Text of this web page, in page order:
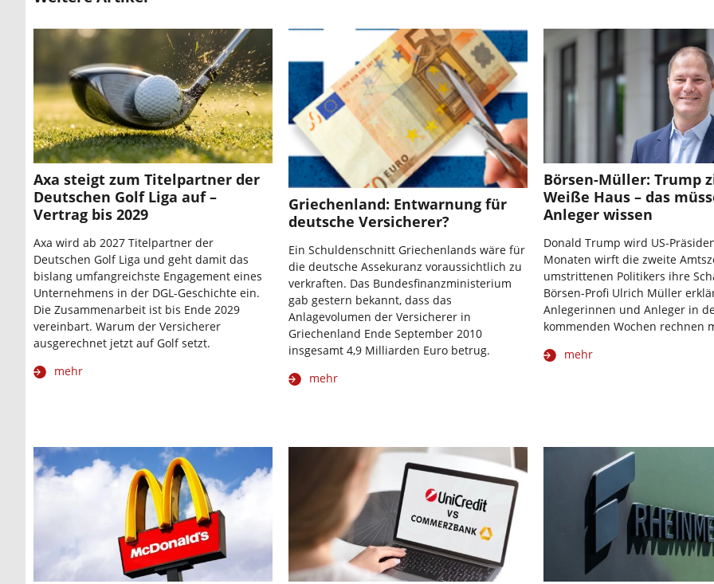
Axa steigt zum Titelpartner der
Deutschen Golf Liga auf –
Vertrag bis 2029
Axa wird ab 2027 Titelpartner der
Deutschen Golf Liga und geht damit das
bislang umfangreichste Engagement eines
Unternehmens in der DGL-Geschichte ein.
Die Zusammenarbeit ist bis Ende 2029
vereinbart. Warum der Versicherer
ausgerechnet jetzt auf Golf setzt.
mehr
Griechenland: Entwarnung für
deutsche Versicherer?
Ein Schuldenschnitt Griechenlands wäre für
die deutsche Assekuranz voraussichtlich zu
verkraften. Das Bundesfinanzministerium
gab gestern bekannt, dass das
Anlagevolumen der Versicherer in
Griechenland Ende September 2010
insgesamt 4,9 Milliarden Euro betrug.
mehr
Börsen-Müller: Trump
Weiße Haus – das
Anleger wissen
Donald Trump wird US-
Monaten wirft die zweite
umstrittenen Politikers ihre
Börsen-Profi Ulrich Müller
Anlegerinnen und Anleger in
kommenden Wochen rechnen
mehr